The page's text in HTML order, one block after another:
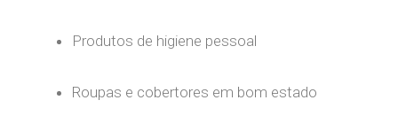
Produtos de higiene pessoal
Roupas e cobertores em bom estado